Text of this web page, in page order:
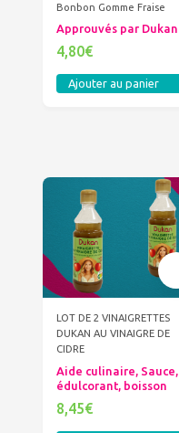
Bonbon Gomme Fraise
Approuvés par Dukan
4,80€
Ajouter au panier
LOT DE 2 VINAIGRETTES
DUKAN AU VINAIGRE DE
CIDRE
Aide culinaire, Sauce,
édulcorant, boisson
8,45€